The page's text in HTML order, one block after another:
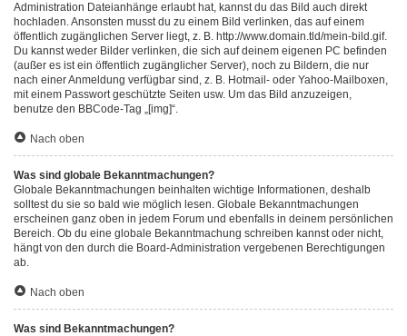
Administration Dateianhänge erlaubt hat, kannst du das Bild auch direkt
hochladen. Ansonsten musst du zu einem Bild verlinken, das auf einem
öffentlich zugänglichen Server liegt, z. B. http://www.domain.tld/mein-bild.gif.
Du kannst weder Bilder verlinken, die sich auf deinem eigenen PC befinden
(außer es ist ein öffentlich zugänglicher Server), noch zu Bildern, die nur
nach einer Anmeldung verfügbar sind, z. B. Hotmail- oder Yahoo-Mailboxen,
mit einem Passwort geschützte Seiten usw. Um das Bild anzuzeigen,
benutze den BBCode-Tag „[img]“.
Nach oben
Was sind globale Bekanntmachungen?
Globale Bekanntmachungen beinhalten wichtige Informationen, deshalb
solltest du sie so bald wie möglich lesen. Globale Bekanntmachungen
erscheinen ganz oben in jedem Forum und ebenfalls in deinem persönlichen
Bereich. Ob du eine globale Bekanntmachung schreiben kannst oder nicht,
hängt von den durch die Board-Administration vergebenen Berechtigungen
ab.
Nach oben
Was sind Bekanntmachungen?